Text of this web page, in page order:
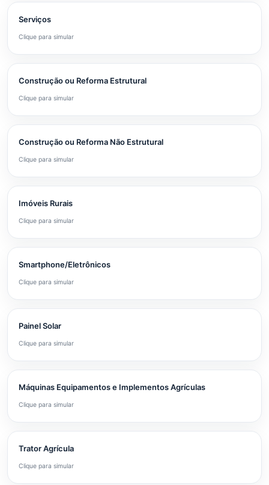
Serviços
Clique para simular
Construção ou Reforma Estrutural
Clique para simular
Construção ou Reforma Não Estrutural
Clique para simular
Imóveis Rurais
Clique para simular
Smartphone/Eletrônicos
Clique para simular
Painel Solar
Clique para simular
Máquinas Equipamentos e Implementos Agrículas
Clique para simular
Trator Agrícula
Clique para simular